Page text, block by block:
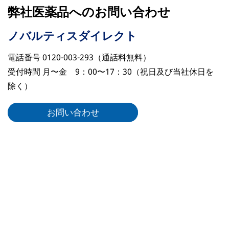
弊社医薬品へのお問い合わせ
ノバルティスダイレクト
電話番号 0120-003-293（通話料無料）
受付時間 月〜金 9：00〜17：30（祝日及び当社休日を
除く）
お問い合わせ